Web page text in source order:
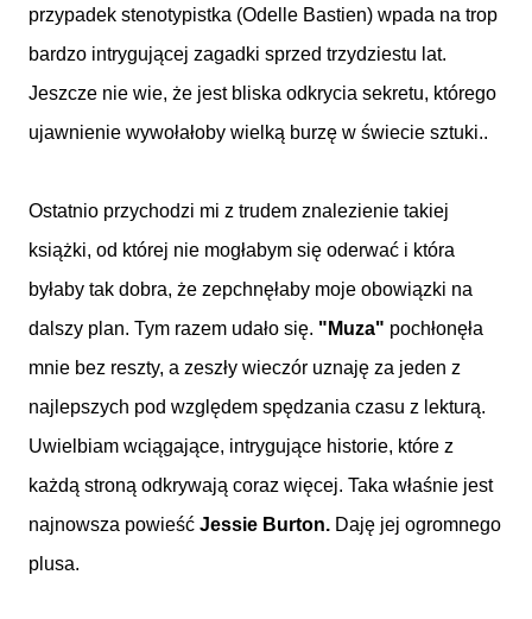
przypadek stenotypistka (Odelle Bastien) wpada na trop
bardzo intrygującej zagadki sprzed trzydziestu lat.
Jeszcze nie wie, że jest bliska odkrycia sekretu, którego
ujawnienie wywołałoby wielką burzę w świecie sztuki..
Ostatnio przychodzi mi z trudem znalezienie takiej
książki, od której nie mogłabym się oderwać i która
byłaby tak dobra, że zepchnęłaby moje obowiązki na
dalszy plan. Tym razem udało się. "Muza" pochłonęła
mnie bez reszty, a zeszły wieczór uznaję za jeden z
najlepszych pod względem spędzania czasu z lekturą.
Uwielbiam wciągające, intrygujące historie, które z
każdą stroną odkrywają coraz więcej. Taka właśnie jest
najnowsza powieść Jessie Burton. Daję jej ogromnego
plusa.